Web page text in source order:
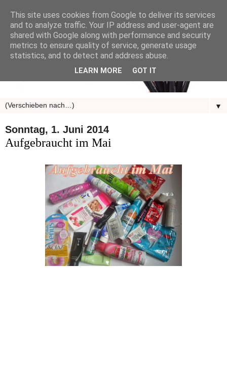
▼
Sonntag, 1. Juni 2014
Aufgebraucht im Mai
This site uses cookies from Google to deliver its services
and to analyze traffic. Your IP address and user-agent are
shared with Google along with performance and security
metrics to ensure quality of service, generate usage
statistics, and to detect and address abuse.
LEARN MORE GOT IT